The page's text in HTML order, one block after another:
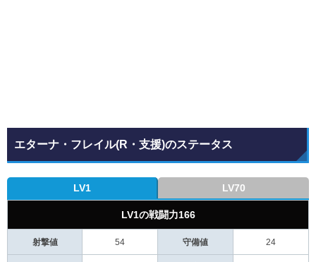
エターナ・フレイル(R・支援)のステータス
LV1 LV70
LV1の戦闘力166
射撃値 54 守備値 24